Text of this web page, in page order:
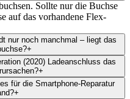
Sollte nur die Buchse
auf das vorhandene Flex-
nur noch manchmal – liegt das
+
(2020) Ladeanschluss das
+
für die Smartphone-Reparatur
+